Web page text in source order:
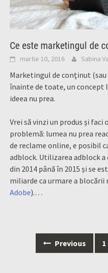
Ce este marketingul de
martie 10, 2016 Sabina
Marketingul de conținut
înainte de toate, un concept
ideea nu prea.
Vrei să vinzi un produs și faci
problemă: lumea nu prea
de reclame online, e posibil
adblock. Utilizarea adblock
din 2014 până în 2015 și se
miliarde ca urmare a blocării
Adobe).…
navigation
Previous 1